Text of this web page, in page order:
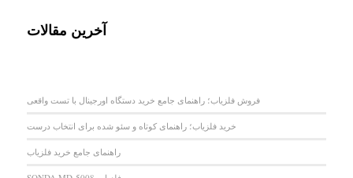
آخرین مقالات
فروش فلزیاب؛ راهنمای جامع خرید دستگاه اورجینال با تست واقعی
خرید فلزیاب؛ راهنمای کوتاه و سئو شده برای انتخاب درست
راهنمای جامع خرید فلزیاب